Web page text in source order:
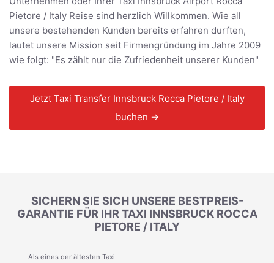
Pietore / Italy Reise sind herzlich Willkommen. Wie all
unsere bestehenden Kunden bereits erfahren durften,
lautet unsere Mission seit Firmengründung im Jahre 2009
wie folgt: "Es zählt nur die Zufriedenheit unserer Kunden"
Jetzt Taxi Transfer Innsbruck Rocca Pietore / Italy
buchen →
SICHERN SIE SICH UNSERE BESTPREIS-
GARANTIE FÜR IHR TAXI INNSBRUCK ROCCA
PIETORE / ITALY
Als eines der ältesten Taxi